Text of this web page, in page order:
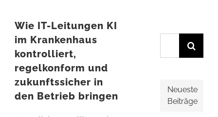
Wie IT-Leitungen KI
im Krankenhaus
kontrolliert,
regelkonform und
zukunftssicher in
den Betrieb bringen
Neueste
Beiträge